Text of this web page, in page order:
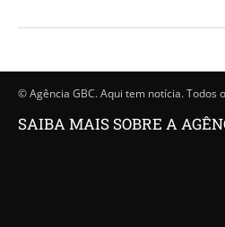
© Agência GBC. Aqui tem notícia. Todos
SAIBA MAIS SOBRE A